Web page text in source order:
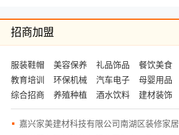
招商加盟
服装鞋帽 美容保养 礼品饰品 餐饮美食
教育培训
环保机械 汽车电子 母婴用品
综合招商
养殖种植 酒水饮料 建材装饰
嘉兴家美建材科技有限公司南湖区装修家居